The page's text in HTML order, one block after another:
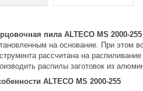
пила ALTECO MS 2000-255
на основание. При этом
рассчитана на
распилы заготовок из
ALTECO MS 2000-255